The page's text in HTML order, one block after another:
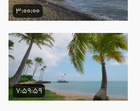
3:00:00
7:59:59